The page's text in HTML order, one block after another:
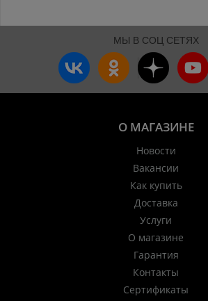
МЫ В СОЦ СЕТЯХ
О МАГАЗИНЕ
Новости
Вакансии
Как купить
Доставка
Услуги
О магазине
Гарантия
Контакты
Сертификаты